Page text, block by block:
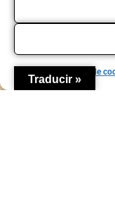
Política de
Traducir »